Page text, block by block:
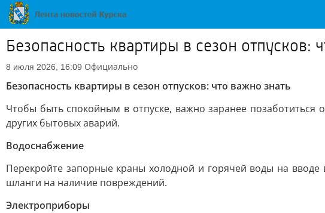
Безопасность квартиры в сезон отпусков:
8 июля 2026, 16:09 Официально
Безопасность квартиры в сезон отпусков: что важно знать
Чтобы быть спокойным в отпуске, важно заранее позаботиться
других бытовых аварий.
Водоснабжение
Перекройте запорные краны холодной и горячей воды на
шланги на наличие повреждений.
Электроприборы